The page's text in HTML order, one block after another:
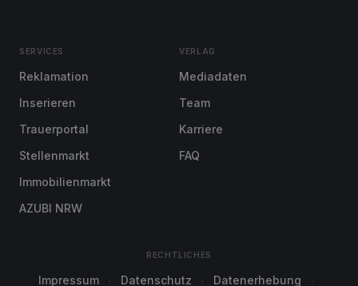
SERVICES
Reklamation
Inserieren
Trauerportal
Stellenmarkt
Immobilienmarkt
AZUBI NRW
VERLAG
Mediadaten
Team
Karriere
FAQ
RECHTLICHES
Impressum Datenschutz Datenerhebung